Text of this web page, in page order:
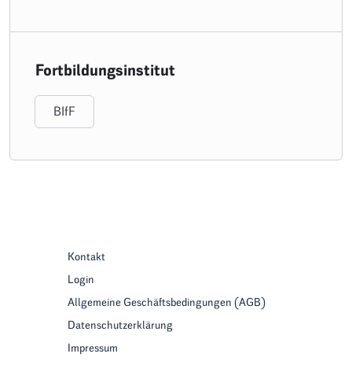
Fortbildungsinstitut
BIfF
Kontakt
Login
Allgemeine Geschäftsbedingungen (AGB)
Datenschutzerklärung
Impressum